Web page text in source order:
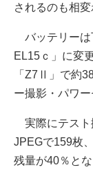
されるのも相変
バッテリーは
EL15ｃ」に変
「Z7Ⅱ」で約
ー撮影・パワー
実際にテスト
JPEGで159枚
残量が40％と